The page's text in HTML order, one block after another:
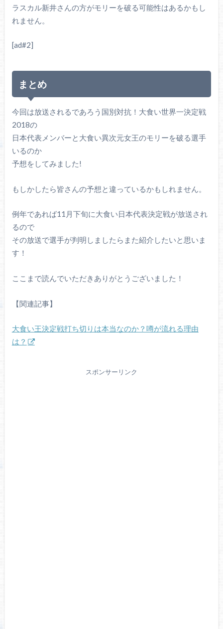
ラスカル新井さんの方がモリーを破る可能性はあるかもし
れません。
[ad#2]
まとめ
今回は放送されるであろう国別対抗！大食い世界一決定戦
2018の
日本代表メンバーと大食い異次元女王のモリーを破る選手
いるのか
予想をしてみました!
もしかしたら皆さんの予想と違っているかもしれません。
例年であれば11月下旬に大食い日本代表決定戦が放送され
るので
その放送で選手が判明しましたらまた紹介したいと思いま
す！
ここまで読んでいただきありがとうございました！
【関連記事】
大食い王決定戦打ち切りは本当なのか？噂が流れる理由
は？
スポンサーリンク